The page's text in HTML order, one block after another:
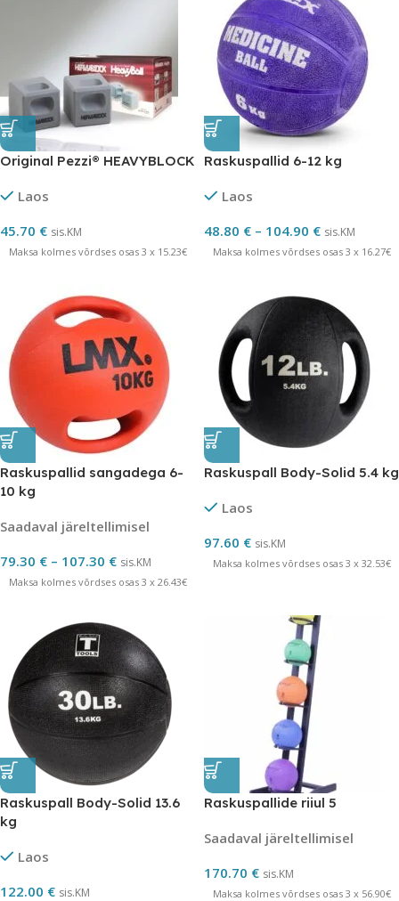
Original Pezzi® HEAVYBLOCK
Laos
45.70 € sis.KM
Maksa kolmes võrdses osas 3 x 15.23€
Raskuspallid 6-12 kg
Laos
48.80 € – 104.90 € sis.KM
Maksa kolmes võrdses osas 3 x 16.27€
Raskuspallid sangadega 6-
10 kg
Saadaval järeltellimisel
79.30 € – 107.30 € sis.KM
Maksa kolmes võrdses osas 3 x 26.43€
Raskuspall Body-Solid 5.4 kg
Laos
97.60 € sis.KM
Maksa kolmes võrdses osas 3 x 32.53€
Raskuspall Body-Solid 13.6
kg
Laos
122.00 € sis.KM
Raskuspallide riiul 5
Saadaval järeltellimisel
170.70 € sis.KM
Maksa kolmes võrdses osas 3 x 56.90€